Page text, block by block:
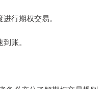
行期权交易。
账。